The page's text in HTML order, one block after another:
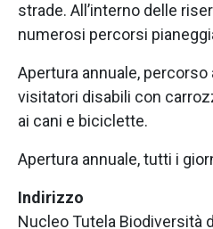
strade. All’interno delle
numerosi percorsi
Apertura annuale,
visitatori disabili con
ai cani e biciclette.
Apertura annuale, tutti i
Indirizzo
Nucleo Tutela Biodiversità